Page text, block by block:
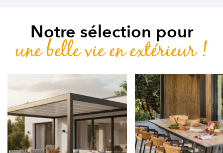
Notre sélection pour
une belle vie en extérieur !